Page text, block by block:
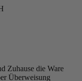
Zuhause die Ware
Überweisung